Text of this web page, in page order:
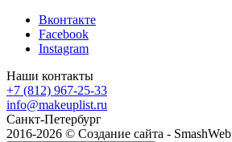
Вконтакте
Facebook
Instagram
Наши контакты
+7 (812) 967-25-33
info@makeuplist.ru
Санкт-Петербург
2016-2026 © Создание сайта - SmashWeb